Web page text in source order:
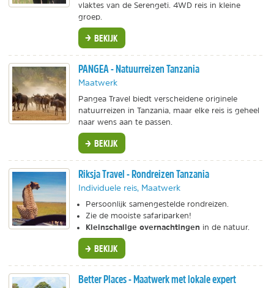
vlaktes van de Serengeti. 4WD reis in kleine
groep.
BEKIJK
PANGEA - Natuurreizen Tanzania
Maatwerk
Pangea Travel biedt verscheidene originele
natuurreizen in Tanzania, maar elke reis is geheel
naar wens aan te passen.
BEKIJK
Riksja Travel - Rondreizen Tanzania
Individuele reis, Maatwerk
Persoonlijk samengestelde rondreizen.
Zie de mooiste safariparken!
Kleinschalige overnachtingen in de natuur.
BEKIJK
Better Places - Maatwerk met lokale expert